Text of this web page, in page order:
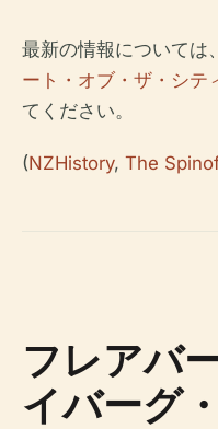
最新の情報については、
ート・オブ・ザ・シテ
てください。
(NZHistory, The
フレアバ
イバーグ